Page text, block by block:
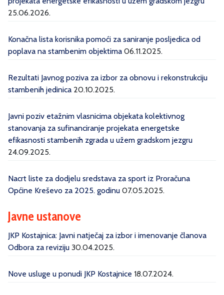
25.06.2026.
Konačna lista korisnika pomoći za saniranje posljedica od
poplava na stambenim objektima 06.11.2025.
Rezultati Javnog poziva za izbor za obnovu i rekonstrukciju
stambenih jedinica 20.10.2025.
Javni poziv etažnim vlasnicima objekata kolektivnog
stanovanja za sufinanciranje projekata energetske
efikasnosti stambenih zgrada u užem gradskom jezgru
24.09.2025.
Nacrt liste za dodjelu sredstava za sport iz Proračuna
Općine Kreševo za 2025. godinu 07.05.2025.
Javne ustanove
JKP Kostajnica: Javni natječaj za izbor i imenovanje članova
Odbora za reviziju 30.04.2025.
Nove usluge u ponudi JKP Kostajnice 18.07.2024.